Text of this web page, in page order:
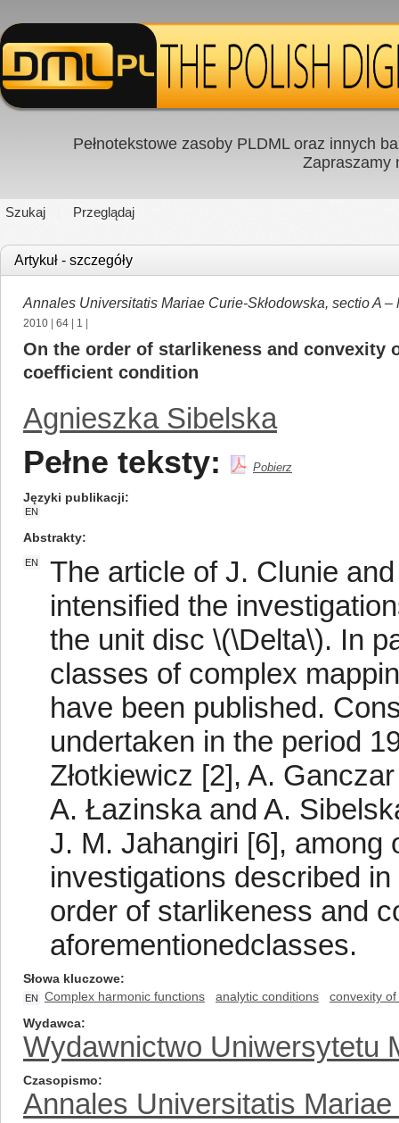
Pełnotekstowe zasoby PLDML oraz innych
Zapraszamy
Szukaj Przeglądaj
Artykuł - szczegóły
Annales Universitatis Mariae Curie-Skłodowska, sectio A –
2010 64 1
On the order of starlikeness and convexity
coefficient condition
Agnieszka Sibelska
Pełne teksty: Pobierz
Języki publikacji
EN
Abstrakty
EN
The article of J. Clunie
intensified the
the unit disc \(\Delta\). In
classes of complex
have been published.
undertaken in the period
Złotkiewicz [2], A.
A. Łazinska and A.
J. M. Jahangiri [6], among
investigations described
order of starlikeness and
aforementionedclasses.
Słowa kluczowe
EN Complex harmonic functions analytic conditions
convexity
Wydawca
Wydawnictwo Uniwersytetu
Czasopismo
Annales Universitatis